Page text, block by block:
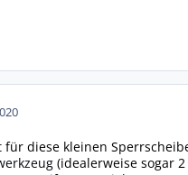
diese kleinen
(idealerweise sogar